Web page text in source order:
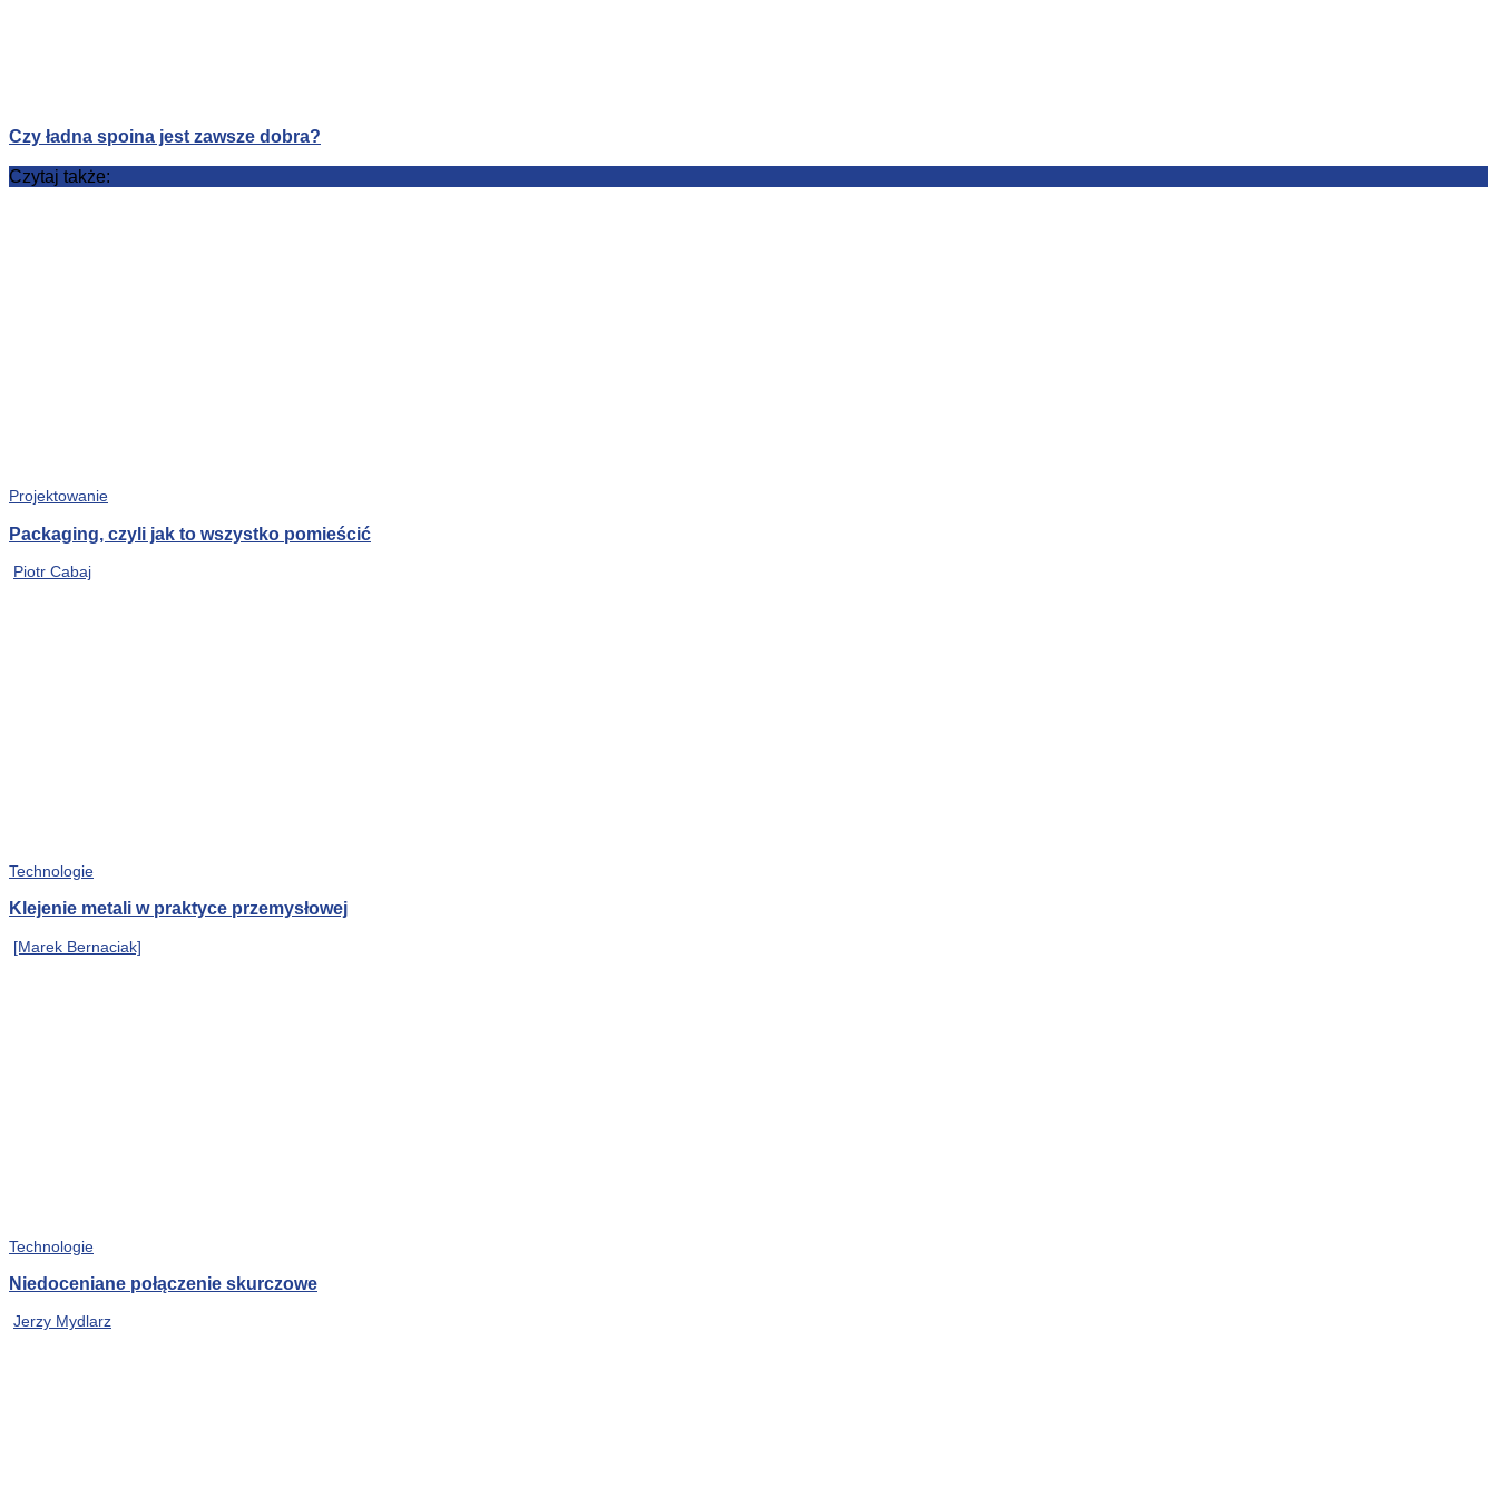
Czy ładna spoina jest zawsze dobra?
Czytaj także:
Projektowanie
Packaging, czyli jak to wszystko pomieścić
Piotr Cabaj
Technologie
Klejenie metali w praktyce przemysłowej
[Marek Bernaciak]
Technologie
Niedoceniane połączenie skurczowe
Jerzy Mydlarz